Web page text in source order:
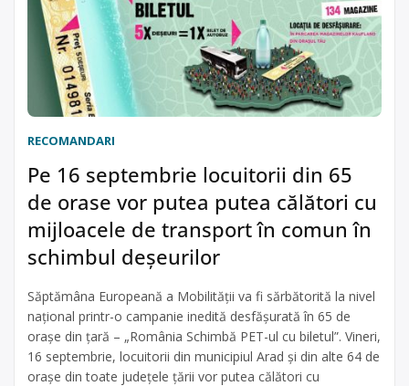
RECOMANDARI
Pe 16 septembrie locuitorii din 65
de orase vor putea putea călători cu
mijloacele de transport în comun în
schimbul deșeurilor
Săptămâna Europeană a Mobilității va fi sărbătorită la nivel
național printr-o campanie inedită desfășurată în 65 de
orașe din țară – „România Schimbă PET-ul cu biletul”. Vineri,
16 septembrie, locuitorii din municipiul Arad și din alte 64 de
orașe din toate județele țării vor putea călători cu